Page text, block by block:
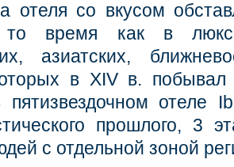
отеля со вкусом
время как в
азиатских,
в XIV в. побывал
пятизвездочном отеле
прошлого, 3
с отдельной зоной